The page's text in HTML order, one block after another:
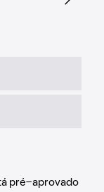
pré-aprovado